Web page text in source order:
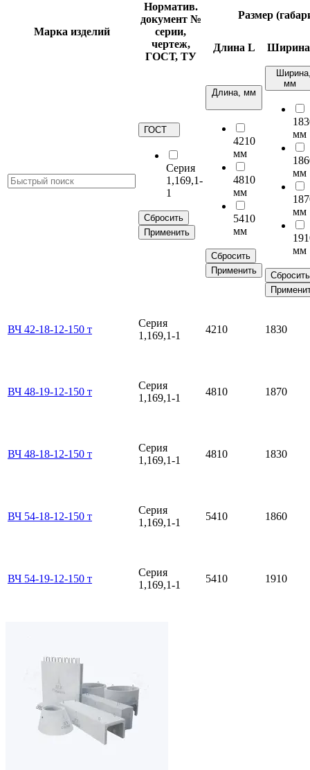
Марка изделий
Норматив.
документ №
серии,
чертеж,
ГОСТ, ТУ
Размер
Длина L
ГОСТ
Серия
1,169,1-
1
Сбросить
Применить
Длина, мм
4210
мм
4810
мм
5410
мм
Сбросить
Применить
мм
мм
мм
мм
мм
Сбросить
ВЧ 42-18-12-150 т
Серия
1,169,1-1
4210 1830
ВЧ 48-19-12-150 т
Серия
1,169,1-1
4810 1870
ВЧ 48-18-12-150 т
Серия
1,169,1-1
4810 1830
ВЧ 54-18-12-150 т
Серия
1,169,1-1
5410 1860
ВЧ 54-19-12-150 т
Серия
1,169,1-1
5410 1910